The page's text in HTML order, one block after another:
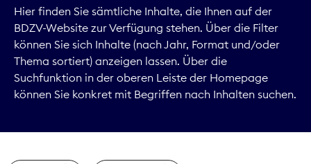
Digitales
Kommunikation
Marktdaten
Hier finden Sie sämtliche Inhalte, die Ihnen auf der
BDZV-Website zur Verfügung stehen. Über die Filter
können Sie sich Inhalte (nach Jahr, Format und/oder
Thema sortiert) anzeigen lassen. Über die
Suchfunktion in der oberen Leiste der Homepage
können Sie konkret mit Begriffen nach Inhalten suchen.